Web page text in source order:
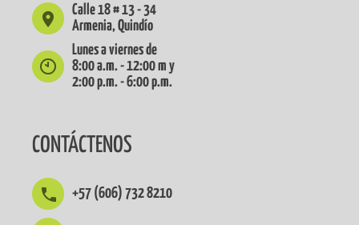
Calle 18 # 13 - 34
Armenia, Quindío
Lunes a viernes de
8:00 a.m. - 12:00 m y
2:00 p.m. - 6:00 p.m.
CONTÁCTENOS
+57 (606) 732 8210